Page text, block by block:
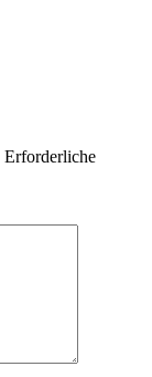
Erforderliche